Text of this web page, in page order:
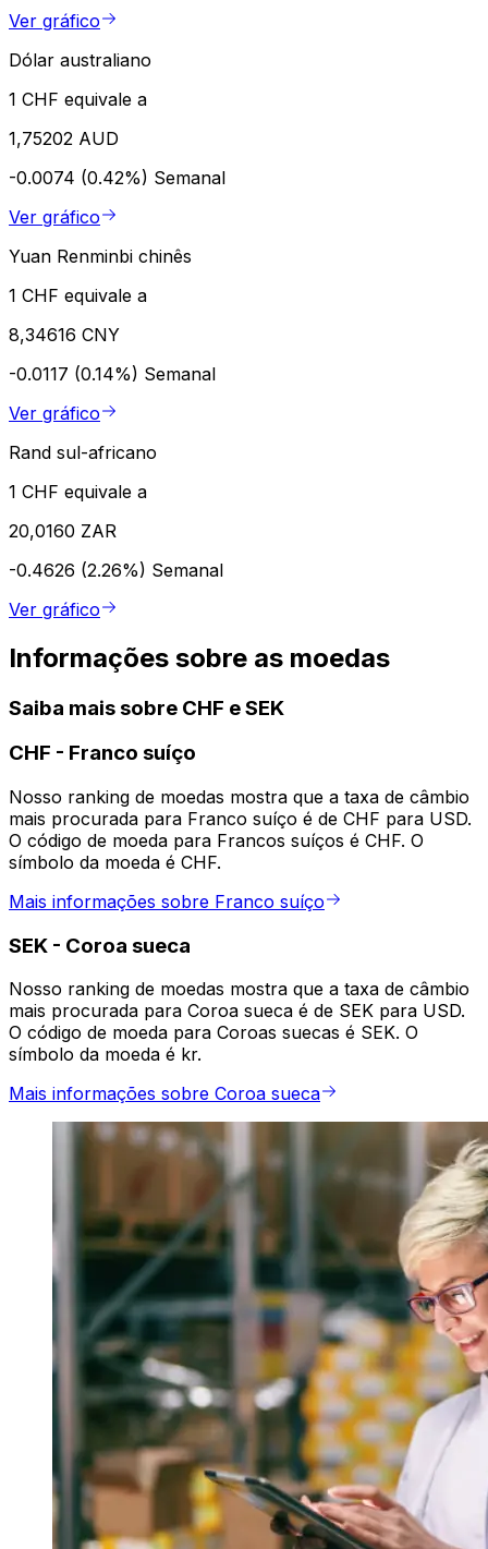
Ver gráfico
Dólar australiano
1 CHF equivale a
1,75202 AUD
-0.0074 (0.42%) Semanal
Ver gráfico
Yuan Renminbi chinês
1 CHF equivale a
8,34616 CNY
-0.0117 (0.14%) Semanal
Ver gráfico
Rand sul-africano
1 CHF equivale a
20,0160 ZAR
-0.4626 (2.26%) Semanal
Ver gráfico
Informações sobre as moedas
Saiba mais sobre CHF e SEK
CHF - Franco suíço
Nosso ranking de moedas mostra que a taxa de câmbio
mais procurada para Franco suíço é de CHF para USD.
O código de moeda para Francos suíços é CHF. O
símbolo da moeda é CHF.
Mais informações sobre Franco suíço
SEK - Coroa sueca
Nosso ranking de moedas mostra que a taxa de câmbio
mais procurada para Coroa sueca é de SEK para USD.
O código de moeda para Coroas suecas é SEK. O
símbolo da moeda é kr.
Mais informações sobre Coroa sueca